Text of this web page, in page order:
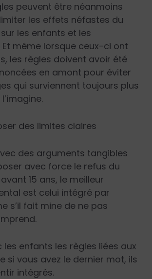
peuvent être néanmoins
les effets néfastes du
les enfants et les
même lorsque ceux-ci ont
les règles doivent avoir été
en amont pour éviter
qui surviennent toujours plus
des limites claires
des arguments tangibles
avec force le refus du
15 ans, le meilleur
est celui intégré par
s’il fait mine de ne pas
les enfants les règles liées aux
si vous avez le dernier mot, ils
intégrés.